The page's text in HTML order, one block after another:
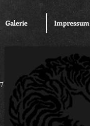
Galerie Impressum